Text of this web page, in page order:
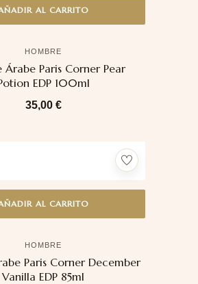
AL CARRITO
HOMBRE
Árabe Paris Corner Pear
EDP 100ml
35,00 €
AL CARRITO
HOMBRE
Paris Corner December
Vanilla EDP 85ml